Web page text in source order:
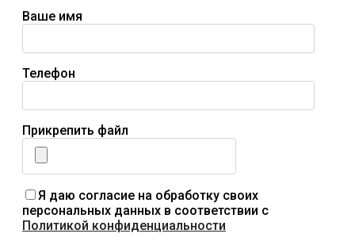
Ваше имя
Телефон
Прикрепить файл
Я даю согласие на обработку своих
персональных данных в соответствии с
Политикой конфиденциальности